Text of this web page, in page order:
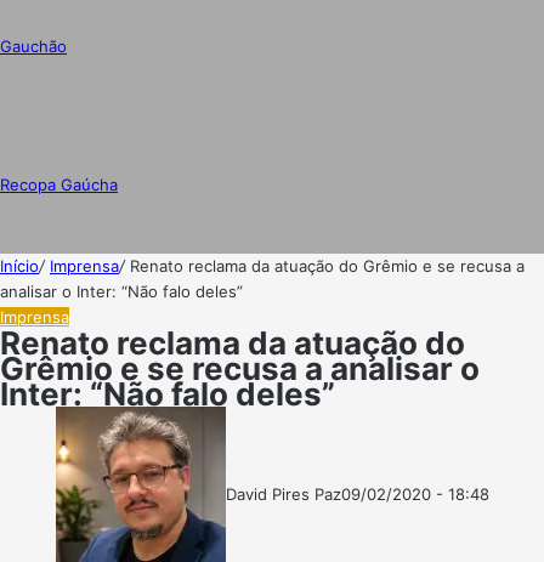
Gauchão
Recopa Gaúcha
Início/ Imprensa/ Renato reclama da atuação do Grêmio e se recusa a
analisar o Inter: “Não falo deles”
Imprensa
Renato reclama da atuação do
Grêmio e se recusa a analisar o
Inter: “Não falo deles”
David Pires PazFollow
Mande
09/02/2020 - 18:48